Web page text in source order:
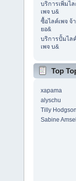
บริการเพิ่มไ
เพจ บ&
ซื้อไลค์เพจ จ้
ยอ&
บริการปั้มไล
เพจ บ&
Top
xapama
alyschu
Tilly Hodgson
Sabine Amsel